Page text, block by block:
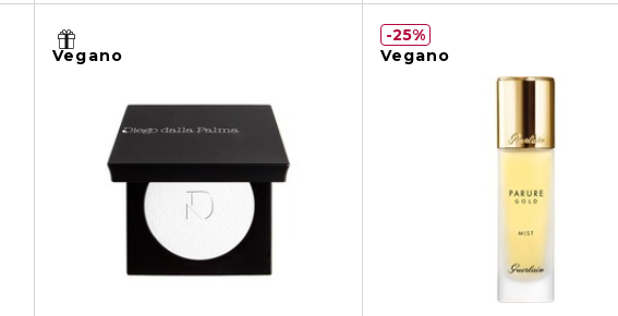
Vegano Vegano
25%